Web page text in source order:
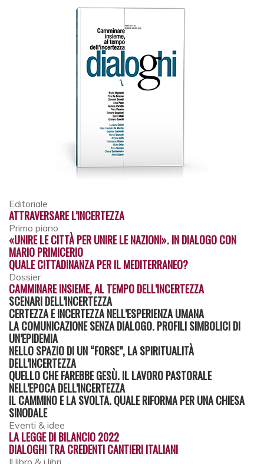
Editoriale
ATTRAVERSARE L’INCERTEZZA
Primo piano
«UNIRE LE CITTÀ PER UNIRE LE NAZIONI». IN DIALOGO CON
MARIO PRIMICERIO
QUALE CITTADINANZA PER IL MEDITERRANEO?
Dossier
CAMMINARE INSIEME, AL TEMPO DELL’INCERTEZZA
SCENARI DELL’INCERTEZZA
CERTEZZA E INCERTEZZA NELL’ESPERIENZA UMANA
LA COMUNICAZIONE SENZA DIALOGO. PROFILI SIMBOLICI DI
UN’EPIDEMIA
NELLO SPAZIO DI UN “FORSE”, LA SPIRITUALITÀ
DELL’INCERTEZZA
QUELLO CHE FAREBBE GESÙ. IL LAVORO PASTORALE
NELL’EPOCA DELL’INCERTEZZA
IL CAMMINO E LA SVOLTA. QUALE RIFORMA PER UNA CHIESA
SINODALE
Eventi & idee
LA LEGGE DI BILANCIO 2022
DIALOGHI TRA CREDENTI CANTIERI ITALIANI